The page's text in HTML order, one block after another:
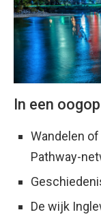
In een
Wandelen
Pathway-
De wijk